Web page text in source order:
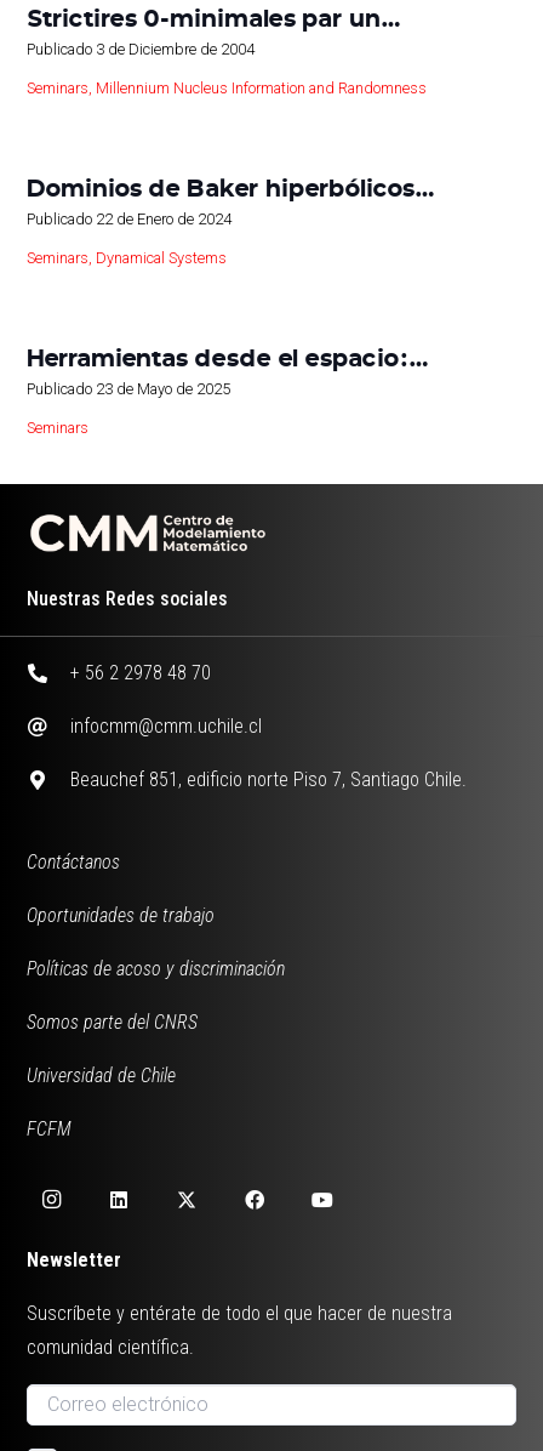
Strictires 0-minimales par un…
Publicado 3 de Diciembre de 2004
Seminars, Millennium Nucleus Information and Randomness
Dominios de Baker hiperbólicos…
Publicado 22 de Enero de 2024
Seminars Dynamical Systems
Herramientas desde el espacio:…
Publicado 23 de Mayo de 2025
Seminars
Nuestras Redes sociales
+ 56 2 2978 48 70
infocmm@cmm.uchile.cl
Beauchef 851, edificio norte Piso 7, Santiago Chile.
Contáctanos
Oportunidades de trabajo
Políticas de acoso y discriminación
Somos parte del CNRS
Universidad de Chile
FCFM
Newsletter
Suscríbete y entérate de todo el que hacer de nuestra
comunidad científica.